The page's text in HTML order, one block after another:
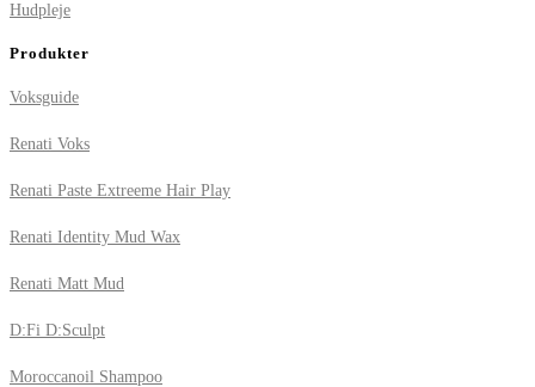
Hudpleje
Produkter
Voksguide
Renati Voks
Renati Paste Extreeme Hair Play
Renati Identity Mud Wax
Renati Matt Mud
D:Fi D:Sculpt
Moroccanoil Shampoo